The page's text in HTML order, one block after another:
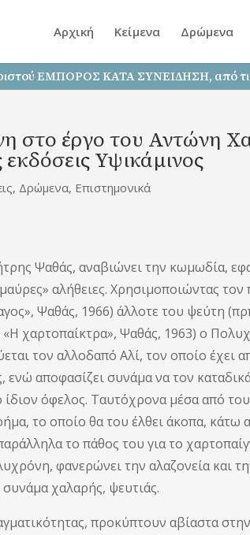
Αρχική Κείμενα Δρώμενα
ΕΜΠΟΡΟΣ ΚΑΤΑ ΣΥΝΕΙΔΗΣΗ, από
στο έργο του Αντώνη
Υψικάμινος
, Δρώμενα, Επιστημονικά
Ψαθάς, αναβιώνει την κωμωδία,
αλήθειες. Χρησιμοποιώντας
Ψαθάς, 1966) άλλοτε του ψεύτη
χαρτοπαίκτρα», Ψαθάς, 1963) ο
τον αλλοδαπό Αλί, τον οποίο έχει
αποφασίζει συνάμα να τον
όφελος. Ταυτόχρονα μέσα από
το οποίο θα του έλθει άκοπα, κάτω
το πάθος του για το
φανερώνει την αλαζονεία και
χαλαρής, ψευτιάς.
προκύπτουν αβίαστα